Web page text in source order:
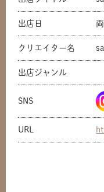
出店日
クリエイター名
出店ジャンル
SNS
URL